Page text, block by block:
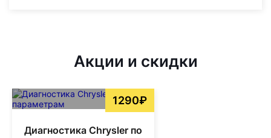
Акции и скидки
1290₽
Диагностика Chrysler по